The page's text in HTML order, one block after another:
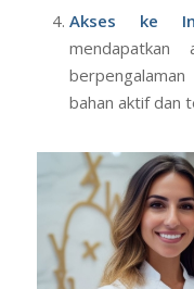
Akses ke
bahan aktif dan